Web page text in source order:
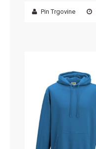
Pin Trgovine